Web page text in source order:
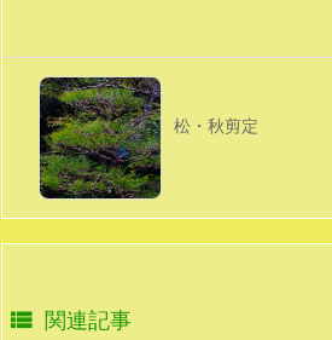
松・秋剪定
 関連記事